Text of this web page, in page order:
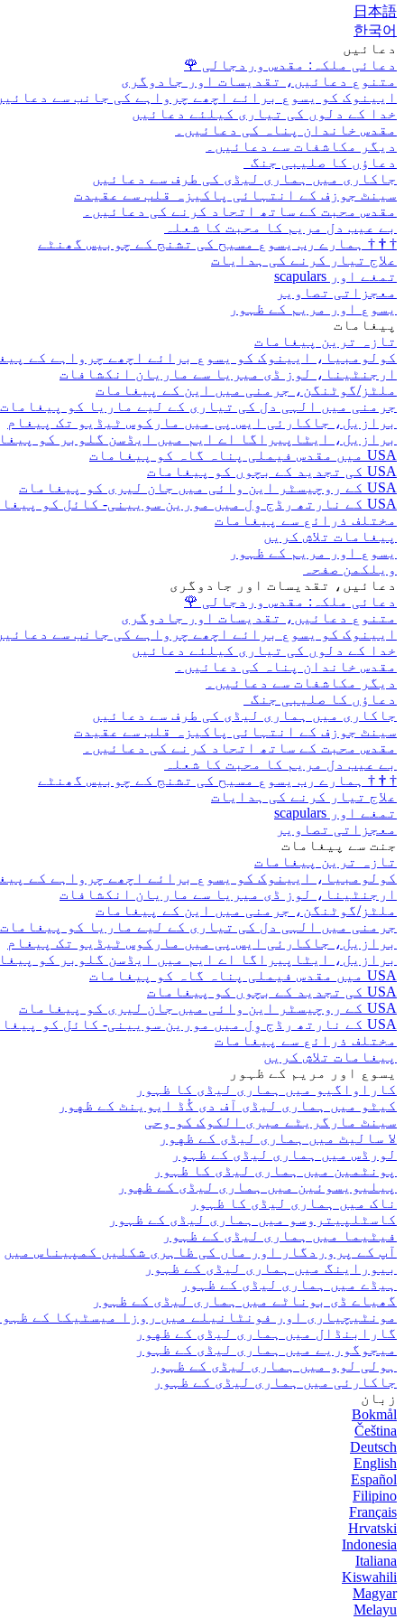
日本語
한국어
دعائیں
دعائی ملکہ: مقدس وردجالی 🌹
متنوع دعائیں، تقدیسات اور جادوگری
ایینوک کو یسوع برائے اچھے چرواہے کی جانب سے
خدا کے دلوں کی تیاری کیلئے دعائیں
مقدس خاندان پناہ کی دعائیں۔
دیگر مکاشفات سے دعائیں۔
دعاؤں کا صلیبی جنگ
جاکاری میں ہماری لیڈی کی طرف سے دعائیں
سینٹ جوزف کے انتہائی پاکیزہ قلب سے عقیدت
مقدس محبت کے ساتھ اتحاد کرنے کی دعائیں۔
بے عیب دل مریم کا محبت کا شعلہ
†
†
† ہمارے رب یسوع مسیح کی تشنج کے چوبیس گھنٹے
علاج تیار کرنے کی ہدایات
تمغے اور scapulars
معجزاتی تصاویر
یسوع اور مریم کے ظہور
پیغامات
تازہ ترین پیغامات
کولومبیا، ایینوک کو یسوع برائے اچھے چرواہے کے
ارجنٹینا، لوز ڈی میریا سے ماریان انکشافات
ملٹز/گوٹنگن، جرمنی میں این کے پیغامات
جرمنی میں الہی دل کی تیاری کے لیے ماریا کو پیغامات
برازیل، جاکارئی ایس پی میں مارکوس ٹیڈیو تک پیغام
برازیل، ایٹاپیراگا اے ایم میں ایڈسن گلوبر کو
USA میں مقدس فیملی پناہ گاہ کو پیغامات
USA کی تجدید کے بچوں کو پیغامات
USA کے روچیسٹر این وائی میں جان لیری کو پیغامات
USA کے نارتھ رڈج وِل میں مورین سویینی- کائل کو پیغامات
مختلف ذرائع سے پیغامات
پیغامات تلاش کریں
یسوع اور مریم کے ظہور
ویلکمن صفحہ
دعائیں، تقدیسات اور جادوگری
دعائی ملکہ: مقدس وردجالی 🌹
متنوع دعائیں، تقدیسات اور جادوگری
ایینوک کو یسوع برائے اچھے چرواہے کی جانب سے
خدا کے دلوں کی تیاری کیلئے دعائیں
مقدس خاندان پناہ کی دعائیں۔
دیگر مکاشفات سے دعائیں۔
دعاؤں کا صلیبی جنگ
جاکاری میں ہماری لیڈی کی طرف سے دعائیں
سینٹ جوزف کے انتہائی پاکیزہ قلب سے عقیدت
مقدس محبت کے ساتھ اتحاد کرنے کی دعائیں۔
بے عیب دل مریم کا محبت کا شعلہ
†
†
† ہمارے رب یسوع مسیح کی تشنج کے چوبیس گھنٹے
علاج تیار کرنے کی ہدایات
تمغے اور scapulars
معجزاتی تصاویر
جنت سے پیغامات
تازہ ترین پیغامات
کولومبیا، ایینوک کو یسوع برائے اچھے چرواہے کے
ارجنٹینا، لوز ڈی میریا سے ماریان انکشافات
ملٹز/گوٹنگن، جرمنی میں این کے پیغامات
جرمنی میں الہی دل کی تیاری کے لیے ماریا کو پیغامات
برازیل، جاکارئی ایس پی میں مارکوس ٹیڈیو تک پیغام
برازیل، ایٹاپیراگا اے ایم میں ایڈسن گلوبر کو
USA میں مقدس فیملی پناہ گاہ کو پیغامات
USA کی تجدید کے بچوں کو پیغامات
USA کے روچیسٹر این وائی میں جان لیری کو پیغامات
USA کے نارتھ رڈج وِل میں مورین سویینی- کائل کو پیغامات
مختلف ذرائع سے پیغامات
پیغامات تلاش کریں
یسوع اور مریم کے ظہور
کاراواگیو میں ہماری لیڈی کا ظہور
کیٹو میں ہماری لیڈی آف دی گُڈ ایوینٹ کے ظهور
سینٹ مارگریٹے میری الکوک کو وحی
لا سالیٹ میں ہماری لیڈی کے ظهور
لورڈس میں ہماری لیڈی کے ظہور
پونٹمین میں ہماری لیڈی کا ظہور
پیلیویسوئین میں ہماری لیڈی کے ظهور
ناک میں ہماری لیڈی کا ظہور
کاسٹلپیتروسو میں ہماری لیڈی کے ظہور
فیٹیما میں ہماری لیڈی کے ظہور
آپ کے پروردگار اور ماں کی ظاہری شکلیں کمپیناس میں
بیوراینگ میں ہماری لیڈی کے ظہور
ہیڈے میں ہماری لیڈی کے ظہور
گھیاے ڈی بوناٹے میں ہماری لیڈی کے ظہور
مونٹیچیاری اور فونٹانیلے میں روزا میسٹیکا کے
گارابنڈال میں ہماری لیڈی کے ظهور
میجوگوریے میں ہماری لیڈی کے ظہور
ہولی لوو میں ہماری لیڈی کے ظہور
جاکارئی میں ہماری لیڈی کے ظہور
زبان
Bokmål
Čeština
Deutsch
English
Español
Filipino
Français
Hrvatski
Indonesia
Italiana
Kiswahili
Magyar
Melayu